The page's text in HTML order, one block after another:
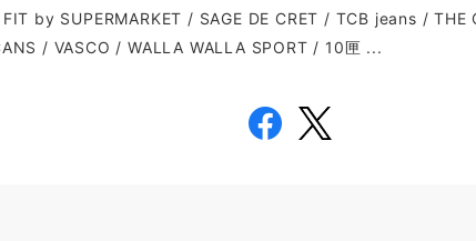
FIT by SUPERMARKET / SAGE DE CRET / TCB jeans /THE
/ VASCO / WALLA WALLA SPORT / 10匣 ...